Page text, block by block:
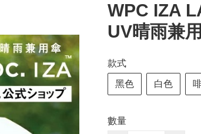
WPC IZA
UV晴雨兼
款式
黑色 白色
數量